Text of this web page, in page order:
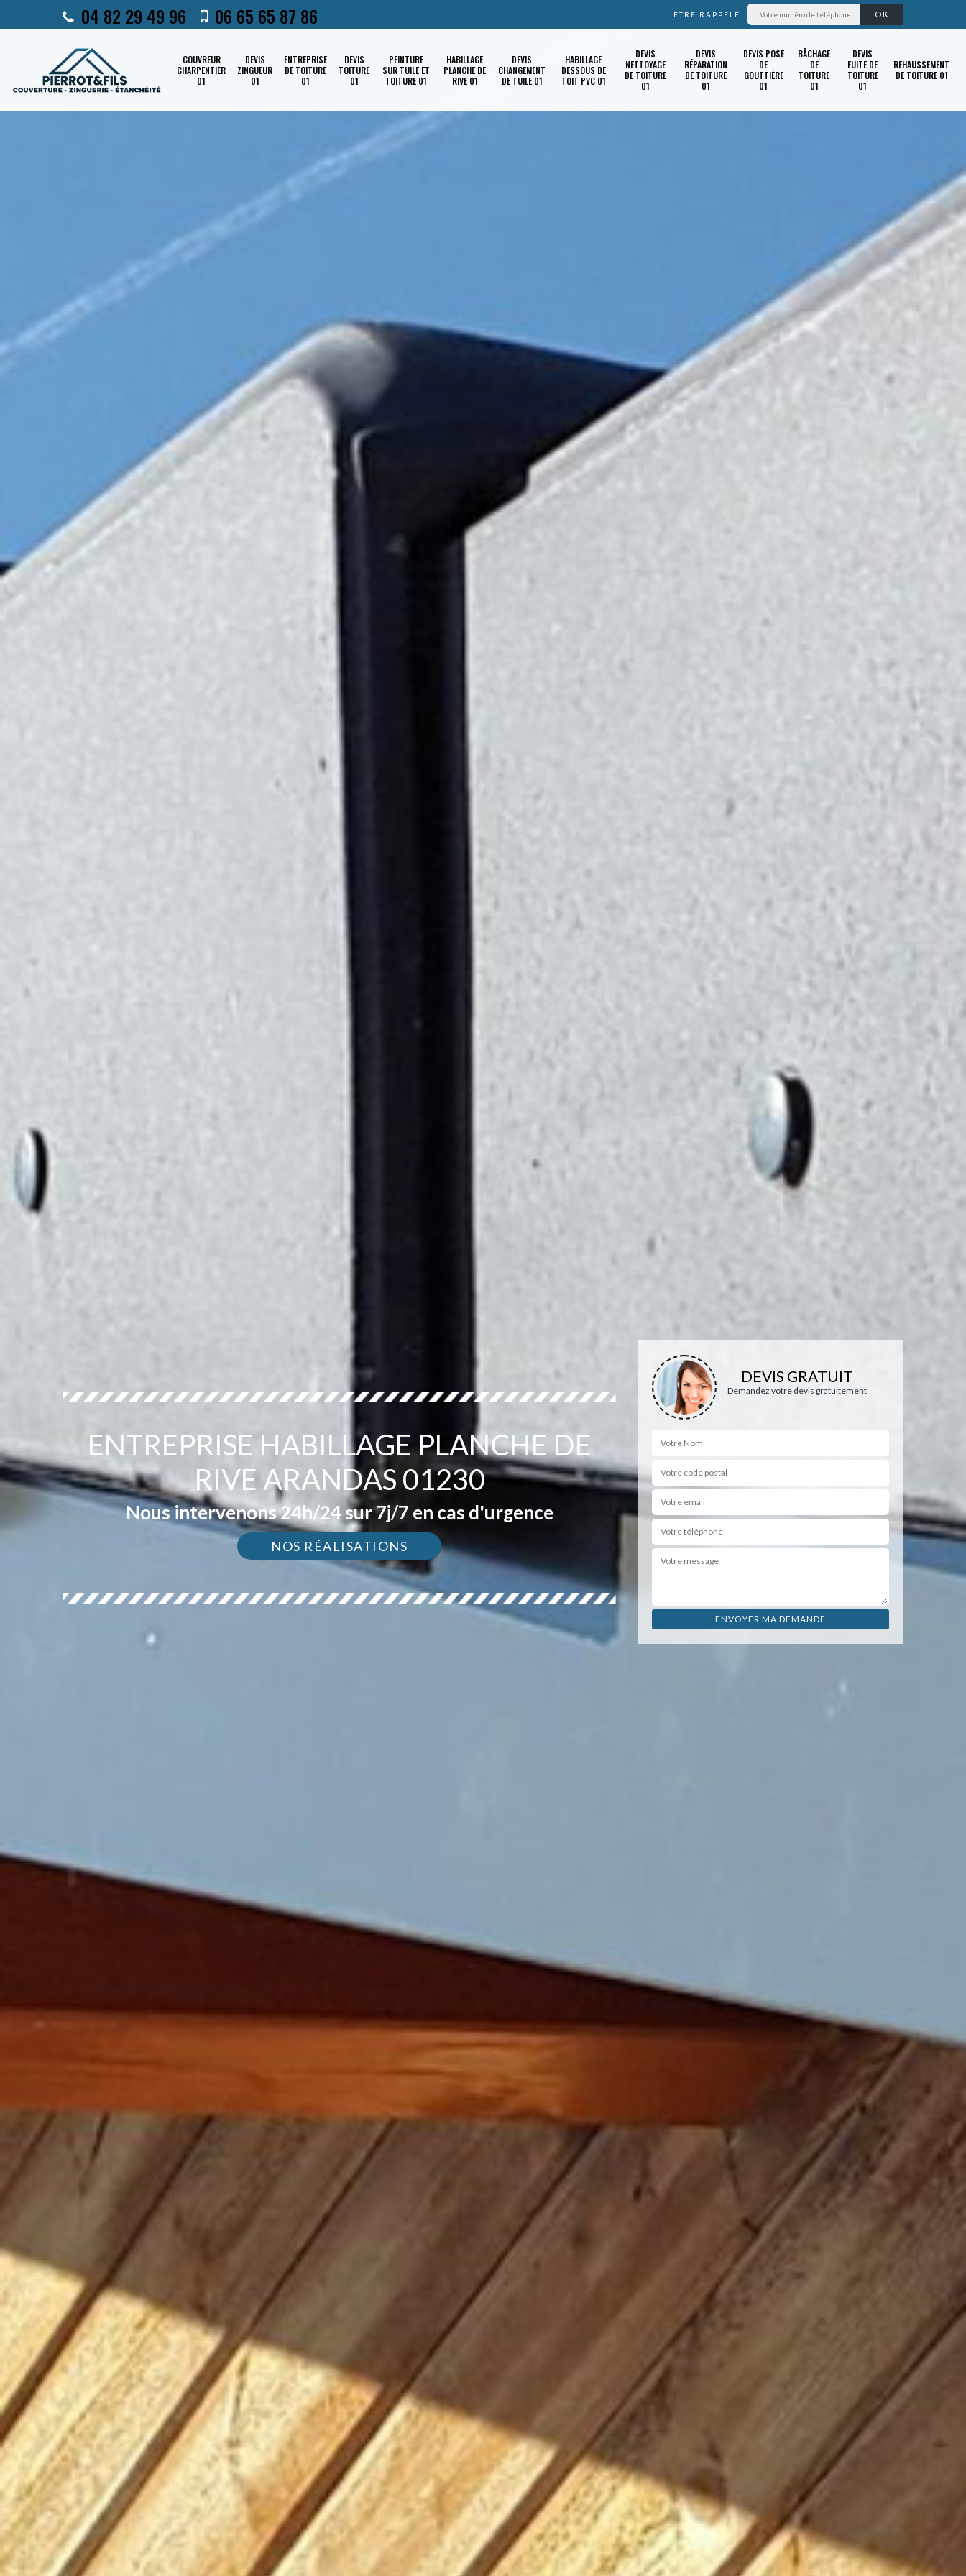
04 82 29 49 96 06 65 65 87 86 ÊTRE RAPPELÉ
COUVREUR
CHARPENTIER
01
DEVIS
ZINGUEUR
01
ENTREPRISE
DE TOITURE
01
DEVIS
TOITURE
01
PEINTURE
SUR TUILE ET
TOITURE 01
HABILLAGE
PLANCHE DE
RIVE 01
DEVIS
CHANGEMENT
DE TUILE 01
HABILLAGE
DESSOUS DE
TOIT PVC 01
DEVIS
NETTOYAGE
DE TOITURE
01
DEVIS
RÉPARATION
DE TOITURE
01
DEVIS POSE
DE
GOUTTIÈRE
01
BÂCHAGE
DE
TOITURE
01
DEVIS
FUITE DE
TOITURE
01
REHAUSSEMENT
DE TOITURE 01
ENTREPRISE HABILLAGE PLANCHE DE
RIVE ARANDAS 01230
Nous intervenons 24h/24 sur 7j/7 en cas d'urgence
NOS RÉALISATIONS
DEVIS GRATUIT
Demandez votre devis gratuitement